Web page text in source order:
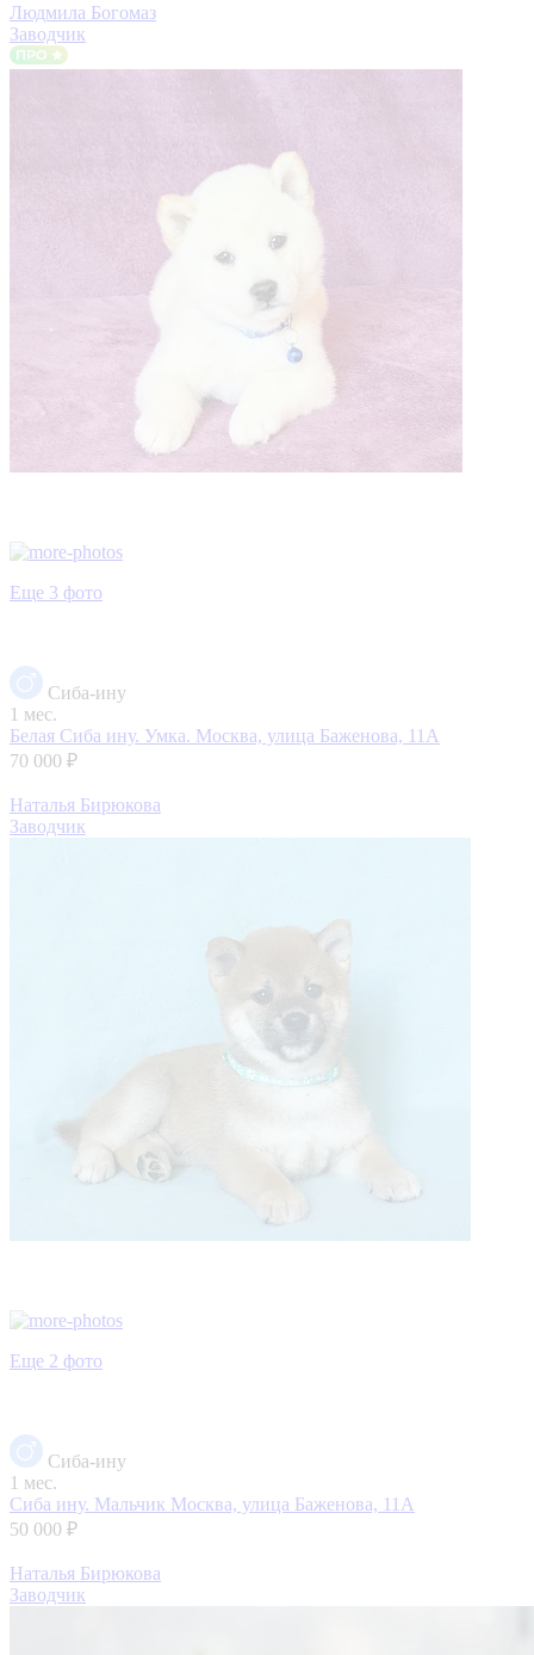
Людмила Богомаз
Заводчик
Еще 3 фото
Сиба-ину
1 мес.
Белая Сиба ину. Умка. Москва, улица Баженова, 11А
70 000 ₽
Наталья Бирюкова
Заводчик
Еще 2 фото
Сиба-ину
1 мес.
Сиба ину. Мальчик Москва, улица Баженова, 11А
50 000 ₽
Наталья Бирюкова
Заводчик